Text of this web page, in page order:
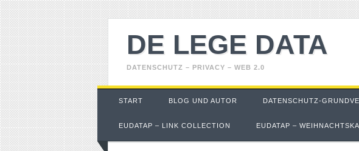
DE LEGE DATA
DATENSCHUTZ – PRIVACY – WEB 2.0
Main menu
Skip
START BLOG UND AUTOR DATENSCHUTZ-
EUDATAP – LINK COLLECTION EUDATAP –